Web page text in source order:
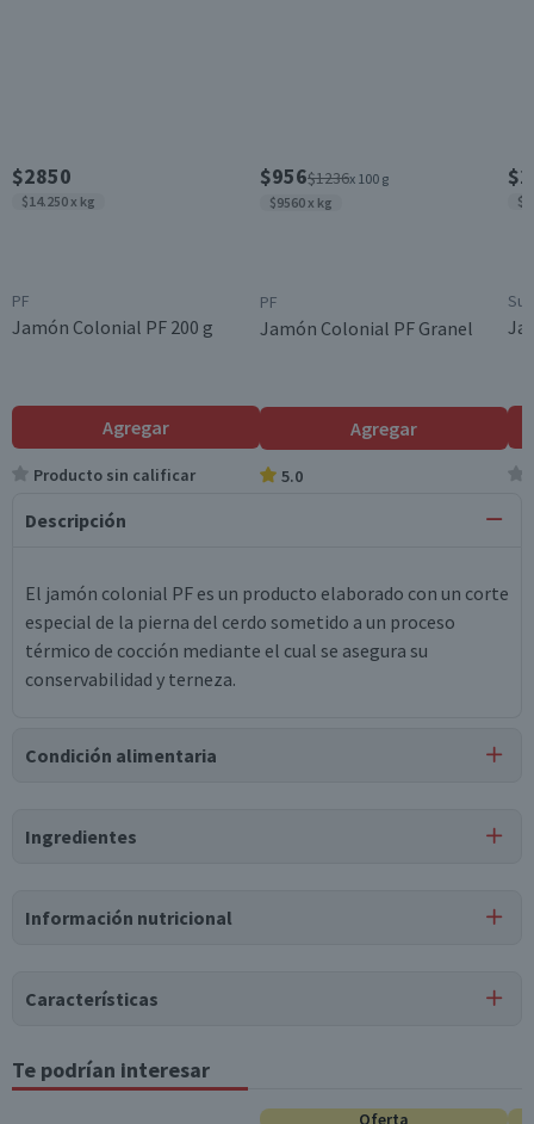
$2850
$14.250 x kg
PF
Jamón Colonial PF 200 g
Agregar
Producto sin calificar
$956$1236x 100 g
$9560 x kg
PF
Jamón Colonial PF Granel
Agregar
5.0
Descripción
El jamón colonial PF es un producto elaborado con un corte
especial de la pierna del cerdo sometido a un proceso
térmico de cocción mediante el cual se asegura su
conservabilidad y terneza.
Condición alimentaria
Ingredientes
nitrito de sodio, saborizante natural, glutamato
Puede contener
leche, soya, huevo.
Información nutricional
Tabla nutricional
Por cada 1
Características
Tipo de Producto
Jamón de Cerdo
Te podrían interesar
Oferta